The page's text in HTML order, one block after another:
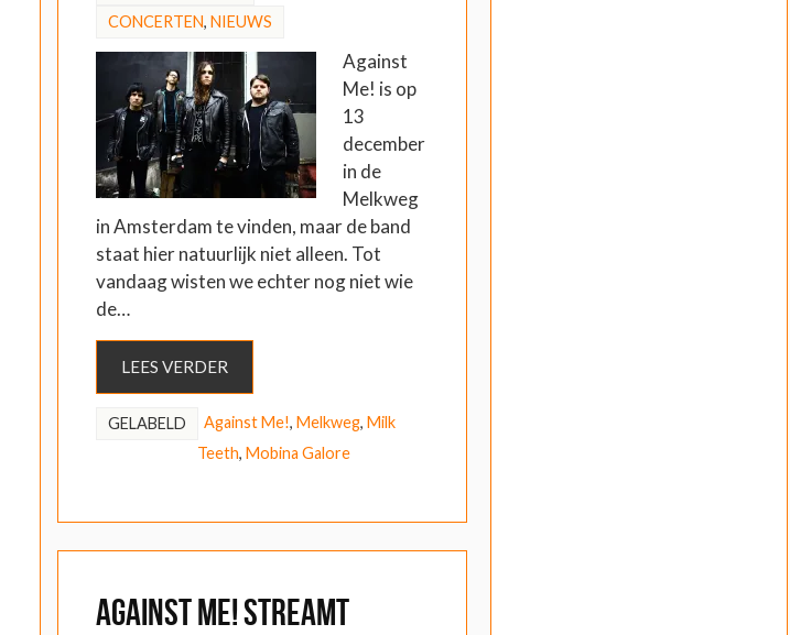
CONCERTEN, NIEUWS
Against
Me! is op
13
december
in de
Melkweg
in Amsterdam te vinden, maar de band
staat hier natuurlijk niet alleen. Tot
vandaag wisten we echter nog niet wie
de…
LEES VERDER
GELABELD Against Me!, Melkweg, Milk
Teeth, Mobina Galore
Against Me! streamt